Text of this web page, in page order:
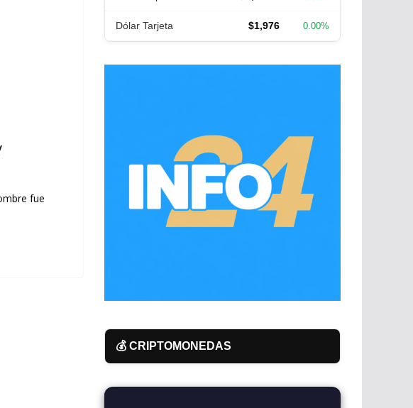
fue
Dólar Tarjeta $1,976 0.00%
💰 CRIPTOMONEDAS